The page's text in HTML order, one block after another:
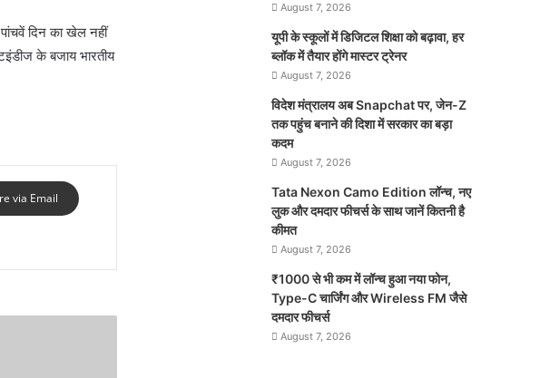
दिन का खेल नहीं
के बजाय भारतीय
via Email
August 7, 2026
यूपी के स्कूलों में डिजिटल शिक्षा को बढ़ावा, हर
ब्लॉक में तैयार होंगे मास्टर ट्रेनर
August 7, 2026
विदेश मंत्रालय अब Snapchat पर, जेन-Z
तक पहुंच बनाने की दिशा में सरकार का बड़ा
कदम
August 7, 2026
Tata Nexon Camo Edition लॉन्च, नए
लुक और दमदार फीचर्स के साथ जानें कितनी है
कीमत
August 7, 2026
₹1000 से भी कम में लॉन्च हुआ नया फोन,
Type-C चार्जिंग और Wireless FM जैसे
दमदार फीचर्स
August 7, 2026